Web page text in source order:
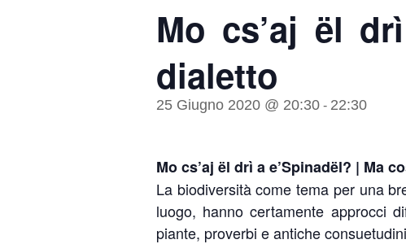
Mo cs’aj ël
dialetto
25 Giugno 2020 @ 20:30 - 22:30
Mo cs’aj ël drì a e’Spinadël? | Ma
La biodiversità come tema per una
luogo, hanno certamente approcci
piante, proverbi e antiche